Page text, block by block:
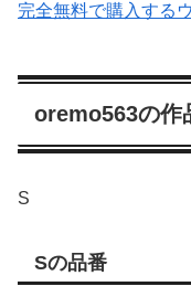
完全無料で購入する
oremo563の作
S
Sの品番